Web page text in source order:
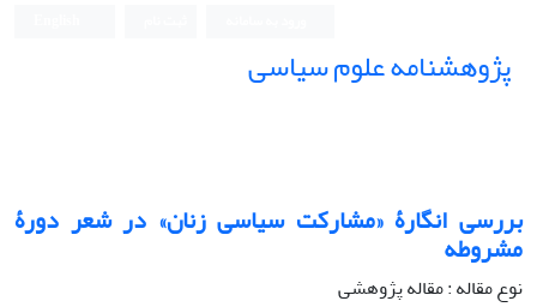
پژوهشنامه علوم سیاسی
بررسی انگارۀ «مشارکت سیاسی زنان» در شعر دورۀ
مشروطه
نوع مقاله : مقاله پژوهشی